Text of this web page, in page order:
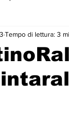
piano
Tempo di lettura: 3